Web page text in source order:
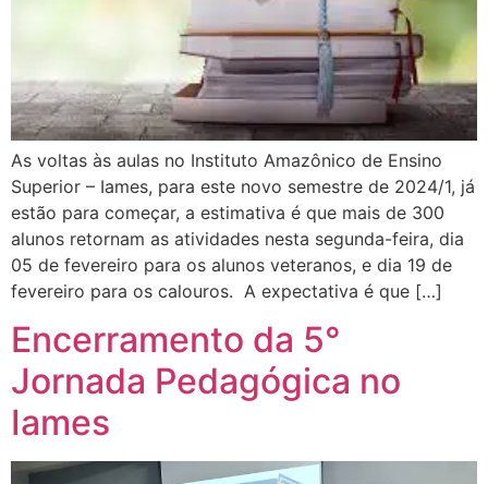
As voltas às aulas no Instituto Amazônico de Ensino
Superior – Iames, para este novo semestre de 2024/1, já
estão para começar, a estimativa é que mais de 300
alunos retornam as atividades nesta segunda-feira, dia
05 de fevereiro para os alunos veteranos, e dia 19 de
fevereiro para os calouros. A expectativa é que […]
Encerramento da 5°
Jornada Pedagógica no
Iames